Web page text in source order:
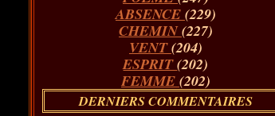
ABSENCE (229)
CHEMIN(227)
VENT(204)
ESPRIT(202)
FEMME (202)
DERNIERS COMMENTAIRES